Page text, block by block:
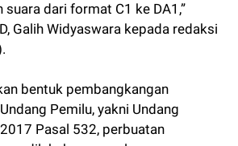
dari format C1 ke DA1,”
Galih Widyaswara kepada redaksi
bentuk pembangkangan
Pemilu, yakni Undang
Pasal 532, perbuatan